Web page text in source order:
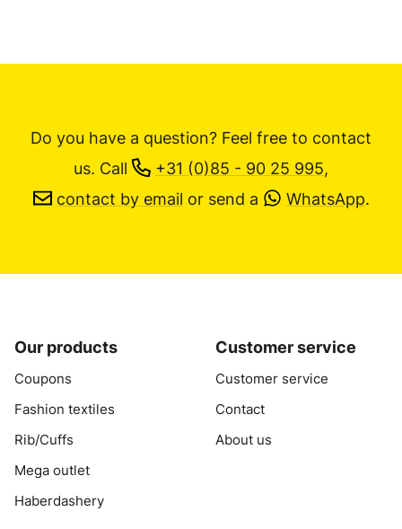
Do you have a question? Feel free to contact
us. Call +31 (0)85 - 90 25 995,
contact by email or send a WhatsApp.
Our products
Coupons
Fashion textiles
Rib/Cuffs
Mega outlet
Haberdashery
Customer service
Customer service
Contact
About us